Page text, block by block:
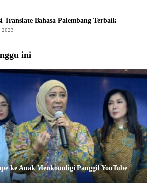
Translate Bahasa Palembang Terbaik
2023
ini
ke Anak Menkomdigi Panggil YouTube